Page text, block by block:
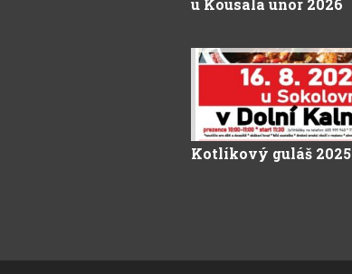
u Kousala únor 2026
Kotlíkový guláš 2025